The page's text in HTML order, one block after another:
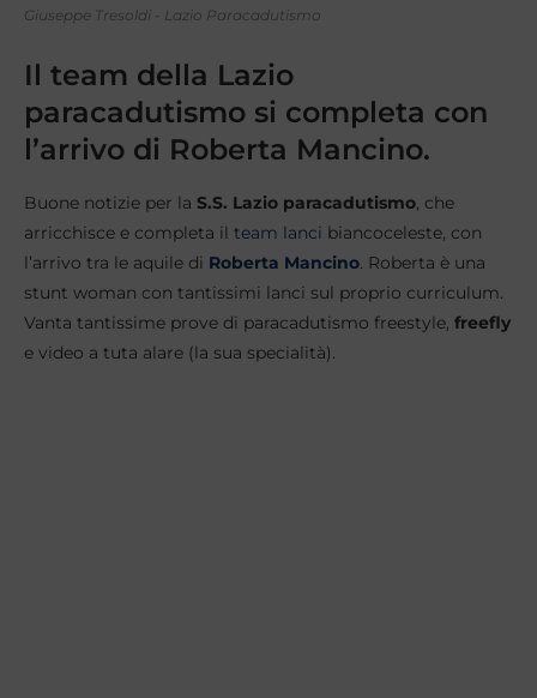
Giuseppe Tresoldi - Lazio Paracadutismo
Il team della Lazio
paracadutismo si completa con
l’arrivo di Roberta Mancino.
Buone notizie per la S.S. Lazio paracadutismo, che
arricchisce e completa il team lanci biancoceleste, con
l’arrivo tra le aquile di Roberta Mancino. Roberta è una
stunt woman con tantissimi lanci sul proprio curriculum.
Vanta tantissime prove di paracadutismo freestyle, freefly
e video a tuta alare (la sua specialità).